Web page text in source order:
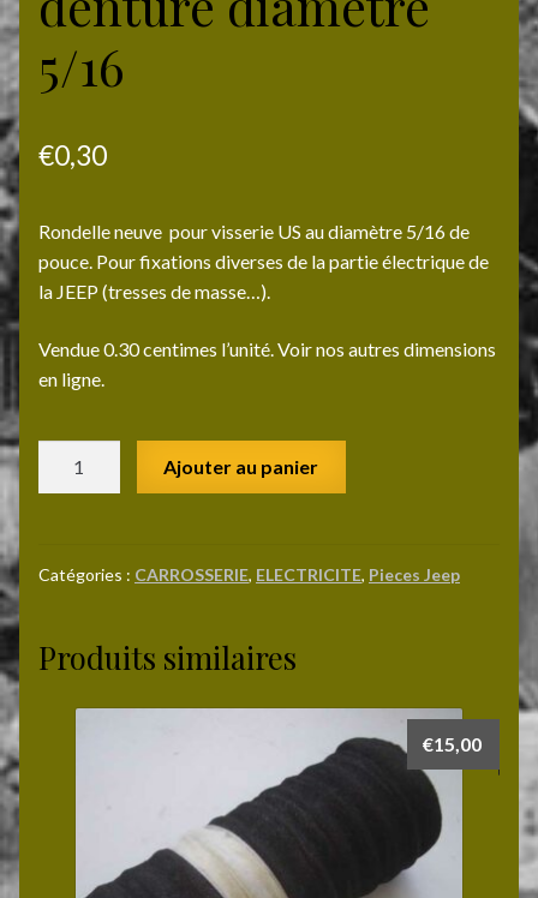
5/16
€0,30
Rondelle neuve pour visserie US au diamètre 5/16 de
pouce. Pour fixations diverses de la partie électrique de
la JEEP (tresses de masse…).
Vendue 0.30 centimes l’unité. Voir nos autres dimensions
en ligne.
double
5/16
Ajouter au panier
Catégories : CARROSSERIE, ELECTRICITE, Pieces Jeep
Produits similaires
€15,00